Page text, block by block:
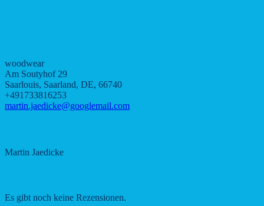
woodwear
Am Soutyhof 29
Saarlouis, Saarland, DE, 66740
+491733816253
martin.jaedicke@googlemail.com
Martin Jaedicke
Es gibt noch keine Rezensionen.